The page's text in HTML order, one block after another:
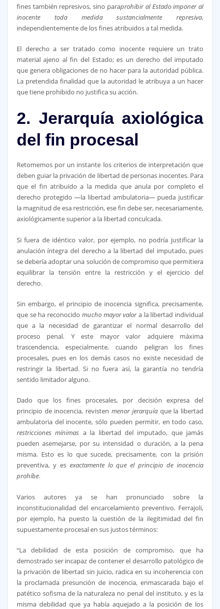
fines también represivos, sino paraprohibir al Estado imponer al
inocente toda medida sustancialmente represiva,
independientemente de los fines atribuidos a tal medida.
El derecho a ser tratado como inocente requiere un trato
material ajeno al fin del Estado; es un derecho del imputado
que genera obligaciones de no hacer para la autoridad pública.
La pretendida finalidad que la autoridad le atribuya a un hacer
que tiene prohibido no justifica su acción.
2. Jerarquía axiológica
del fin procesal
Retomemos por un instante los criterios de interpretación que
deben guiar la privación de libertad de personas inocentes. Para
que el fin atribuido a la medida que anula por completo el
derecho protegido —la libertad ambulatoria— pueda justificar
la magnitud de esa restricción, ese fin debe ser, necesariamente,
axiológicamente superior a la libertad conculcada.
Si fuera de idéntico valor, por ejemplo, no podría justificar la
anulación íntegra del derecho a la libertad del imputado, pues
se debería adoptar una solución de compromiso que permitiera
equilibrar la tensión entre la restricción y el ejercicio del
derecho.
Sin embargo, el principio de inocencia significa, precisamente,
que se ha reconocido mucho mayor valora la libertad individual
que a la necesidad de garantizar el normal desarrollo del
proceso penal. Y este mayor valor adquiere máxima
trascendencia, especialmente, cuando peligran los fines
procesales, pues en los demás casos no existe necesidad de
restringir la libertad. Si no fuera así, la garantía no tendría
sentido limitador alguno.
Dado que los fines procesales, por decisión expresa del
principio de inocencia, revisten menor jerarquíaque la libertad
ambulatoria del inocente, sólo pueden permitir, en todo caso,
restricciones mínimas a la libertad del imputado, que jamás
pueden asemejarse, por su intensidad o duración, a la pena
misma. Esto es lo que sucede, precisamente, con la prisión
preventiva, y es exactamente lo que el principio de inocencia
prohíbe.
Varios autores ya se han pronunciado sobre la
inconstitucionalidad del encarcelamiento preventivo. Ferrajoli,
por ejemplo, ha puesto la cuestión de la ilegitimidad del fin
supuestamente procesal en sus justos términos:
“La debilidad de esta posición de compromiso, que ha
demostrado ser incapaz de contener el desarrollo patológico de
la privación de libertad sin juicio, radica en su incoherencia con
la proclamada presunción de inocencia, enmascarada bajo el
patético sofisma de la naturaleza no penal del instituto, y es la
misma debilidad que ya había aquejado a la posición de los